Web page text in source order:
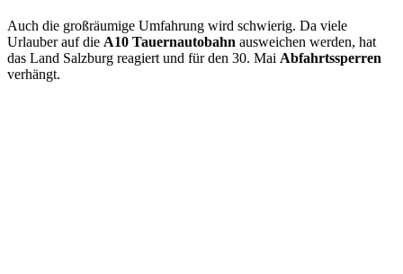
Auch die großräumige Umfahrung wird schwierig. Da viele
Urlauber auf die A10 Tauernautobahn ausweichen werden, hat
das Land Salzburg reagiert und für den 30. Mai Abfahrtssperren
verhängt.